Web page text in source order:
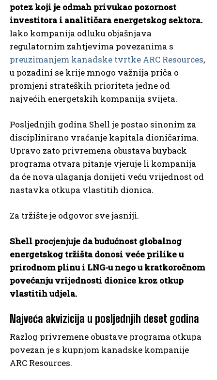
potez koji je odmah privukao pozornost
investitora i analitičara energetskog sektora.
Iako kompanija odluku objašnjava
regulatornim zahtjevima povezanima s
preuzimanjem kanadske tvrtke ARC Resources,
u pozadini se krije mnogo važnija priča o
promjeni strateških prioriteta jedne od
najvećih energetskih kompanija svijeta.
Posljednjih godina Shell je postao sinonim za
disciplinirano vraćanje kapitala dioničarima.
Upravo zato privremena obustava buyback
programa otvara pitanje vjeruje li kompanija
da će nova ulaganja donijeti veću vrijednost od
nastavka otkupa vlastitih dionica.
Za tržište je odgovor sve jasniji.
Shell procjenjuje da budućnost globalnog
energetskog tržišta donosi veće prilike u
prirodnom plinu i LNG-u nego u kratkoročnom
povećanju vrijednosti dionice kroz otkup
vlastitih udjela.
Najveća akvizicija u posljednjih deset godina
Razlog privremene obustave programa otkupa
povezan je s kupnjom kanadske kompanije
ARC Resources.